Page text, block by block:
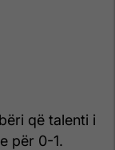
që talenti i
për 0-1.